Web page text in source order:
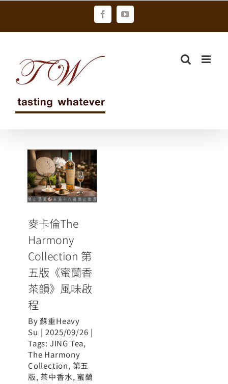
FacebookYouTube
麥卡倫The
Harmony
Collection 第
五版《蜜蘭香
程
麥卡倫The
Harmony
Collection 第
五版《蜜蘭香
茶韻》風味啟
程
By蘇重Heavy
Su | 2025/09/26 |
Tags: JING Tea,
The Harmony
Collection, 第五
版,茶中香水, 蜜蘭